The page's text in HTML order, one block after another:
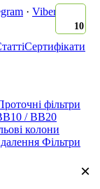
· Viber
Сертифікати
фільтри
/ BB20
колони
Фільтри
×
10